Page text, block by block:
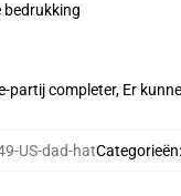
bedrukking
completer, Er
US-dad-hatCategorieën: